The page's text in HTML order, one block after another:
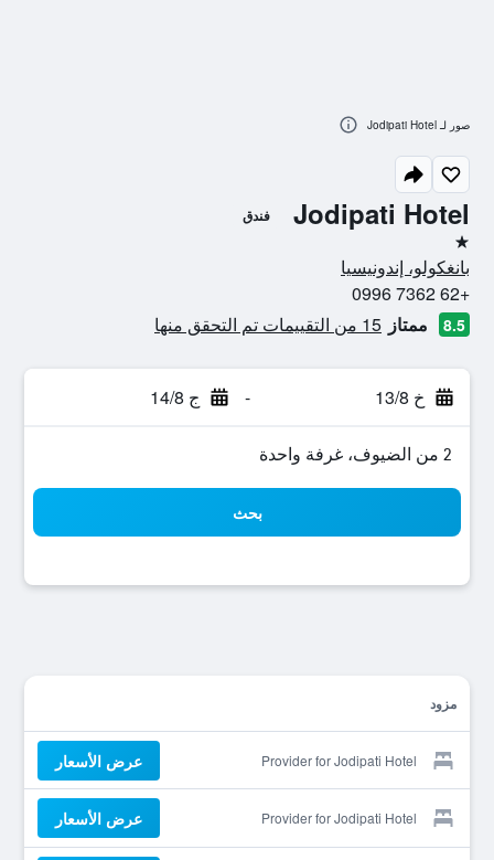
Jodipati Hotel فندق
نجمة واحدة
بانغكولو، إندونيسيا
+62 7362 0996
8.5 ممتاز 15 من التقييمات تم التحقق منها
خ 13/8 - ج 14/8
2 من الضيوف، غرفة واحدة
بحث
مزود
Provider for Jodipati Hotel عرض الأسعار
Provider for Jodipati Hotel عرض الأسعار
صور لـ Jodipati Hotel